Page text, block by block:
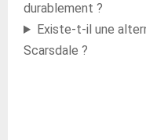
durablement ?
Existe-t-il une
Scarsdale ?